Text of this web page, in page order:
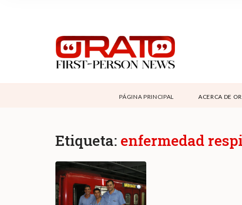
SUPPORT
CONTÁCTANOS
PÁGINA PRINCIPAL ACERCA DE
Etiqueta: enfermedad